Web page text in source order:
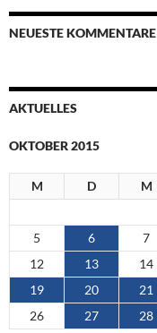
NEUESTE KOMMENTARE
AKTUELLES
OKTOBER 2015
M D M
5
6 7
12
13 14
19
20 21
26
27 28